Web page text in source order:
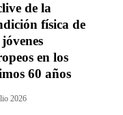
de la
física de
en los
60 años
2026